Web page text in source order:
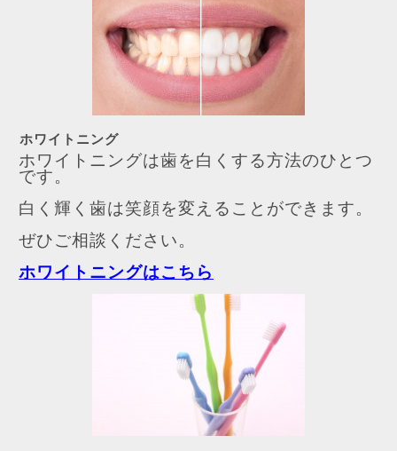
ホワイトニング
ホワイトニングは歯を白くする方法のひとつ
です。
白く輝く歯は笑顔を変えることができます。
ぜひご相談ください。
ホワイトニングはこちら